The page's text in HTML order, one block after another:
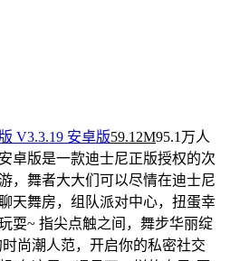
V3.3.19 安卓版59.12M95.1万人
卓版是一款迪士尼正版授权的次
，舞者大大们可以尽情在迪士尼
天舞房，组队派对中心，扭蛋幸
耍~ 指尖点触之间，舞步华丽绽
尚潮人范，开启你的私密社交